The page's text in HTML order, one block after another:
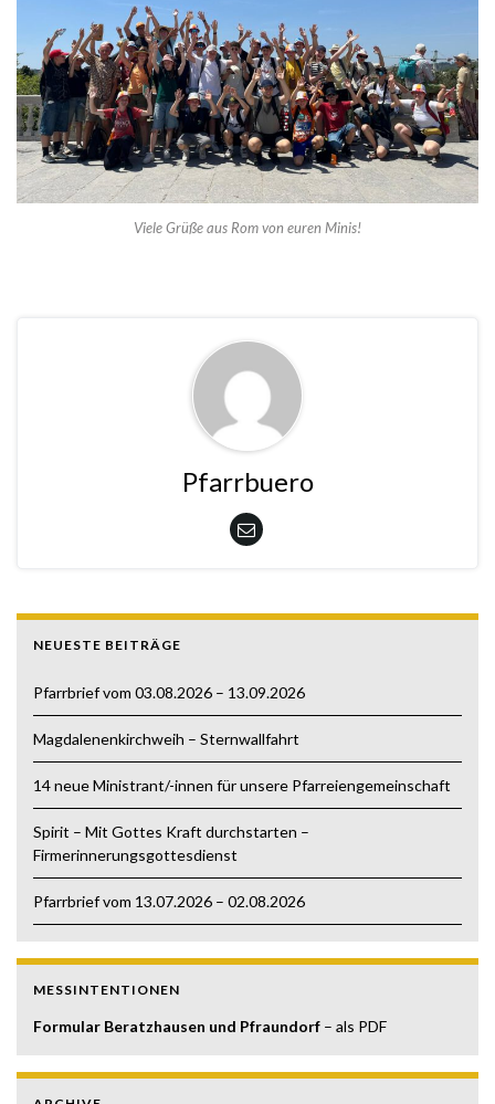
Viele Grüße aus Rom von euren Minis!
Pfarrbuero
NEUESTE BEITRÄGE
Pfarrbrief vom 03.08.2026 – 13.09.2026
Magdalenenkirchweih – Sternwallfahrt
14 neue Ministrant/-innen für unsere Pfarreiengemeinschaft
Spirit – Mit Gottes Kraft durchstarten –
Firmerinnerungsgottesdienst
Pfarrbrief vom 13.07.2026 – 02.08.2026
MESSINTENTIONEN
Formular Beratzhausen und Pfraundorf – als PDF